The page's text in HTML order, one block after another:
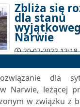
Zbliża się
dla stanu
Narwie
20-07-2022 12:18
dla
Narwie, leżącej
w związku z